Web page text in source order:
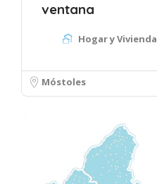
ventana
Hogar y Vivienda
Móstoles